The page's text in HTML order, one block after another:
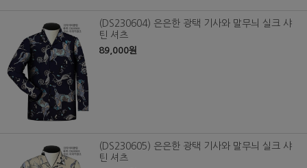
(DS230604) 은은한 광택 기사와 말무늬 실크 샤
틴 셔츠
89,000원
(DS230605) 은은한 광택 기사와 말무늬 실크 샤
틴 셔츠